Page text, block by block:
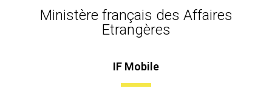
Ministère français des Affaires
Etrangères
IF Mobile